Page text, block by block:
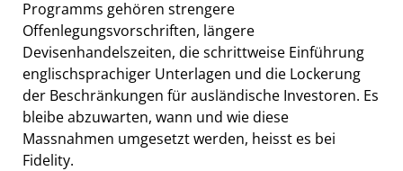
Programms gehören strengere
Offenlegungsvorschriften, längere
Devisenhandelszeiten, die schrittweise Einführung
englischsprachiger Unterlagen und die Lockerung
der Beschränkungen für ausländische Investoren. Es
bleibe abzuwarten, wann und wie diese
Massnahmen umgesetzt werden, heisst es bei
Fidelity.